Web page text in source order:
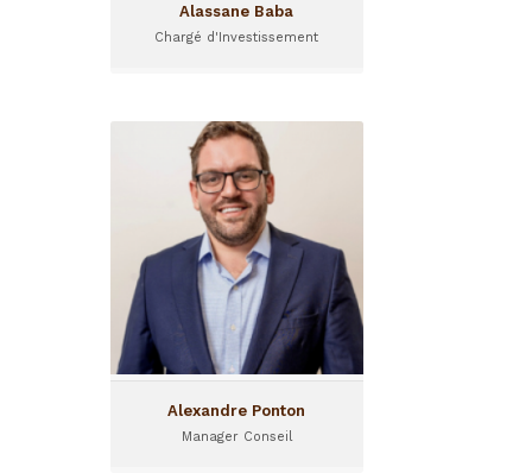
Alassane Baba
Chargé d'Investissement
Alexandre Ponton
Manager Conseil
Alexandre Ponton
Manager Conseil
Alexandre Ponton a rejoint
I&P en janvier 2025 en tant
que Manager Conseil.
Basé en Ouganda, il
supervise l’expansion d’I&P
dans la région...